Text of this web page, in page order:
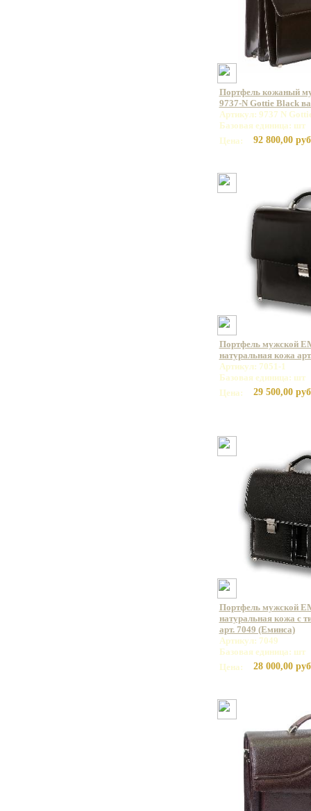
Портфель кожаный
9737-N Gottie Black
Артикул: 9737 N
Базовая единица: шт
Цена:
92 800,00
Портфель мужской
натуральная кожа
Артикул: 7051-1
Базовая единица: шт
Цена:
29 500,00
Портфель мужской
натуральная кожа с
арт. 7049 (Еминса)
Артикул: 7049
Базовая единица: шт
Цена:
28 000,00